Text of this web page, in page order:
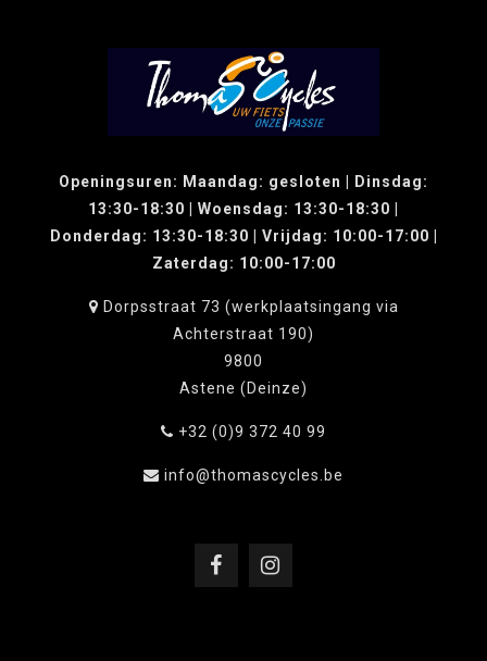
Openingsuren: Maandag: gesloten | Dinsdag:
13:30-18:30 | Woensdag: 13:30-18:30 |
Donderdag: 13:30-18:30 | Vrijdag: 10:00-17:00 |
Zaterdag: 10:00-17:00
Dorpsstraat 73 (werkplaatsingang via
Achterstraat 190)
9800
Astene (Deinze)
+32 (0)9 372 40 99
info@thomascycles.be